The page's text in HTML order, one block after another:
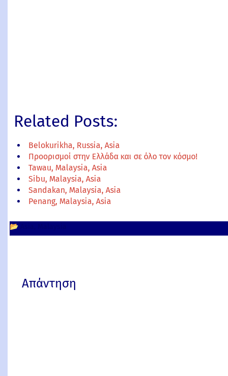
Related Posts:
Belokurikha, Russia, Asia
Προορισμοί στην Ελλάδα και σε όλο τον κόσμο!
Tawau, Malaysia, Asia
Sibu, Malaysia, Asia
Sandakan, Malaysia, Asia
Penang, Malaysia, Asia
📂
Απάντηση